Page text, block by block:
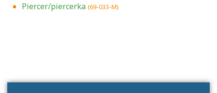
Piercer/piercerka (69-033-M)
Projděte si seznam profesních kvalifikací.